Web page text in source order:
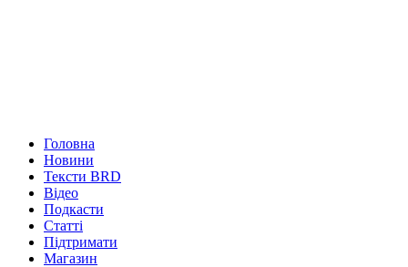
Головна
Новини
Тексти BRD
Відео
Подкасти
Статті
Підтримати
Магазин